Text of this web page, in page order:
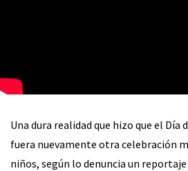
Una dura realidad que hizo que el Día
fuera nuevamente otra celebración
niños, según lo denuncia un